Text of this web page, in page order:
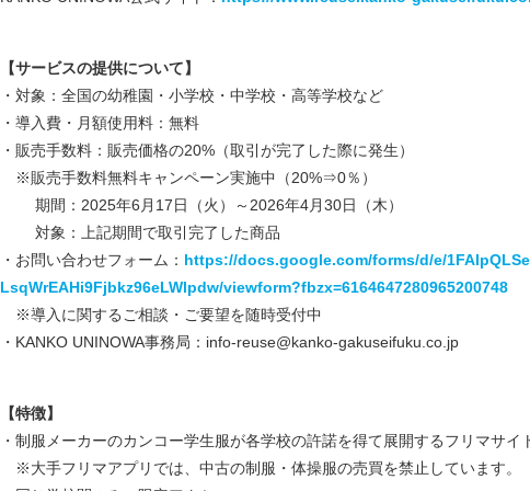
【サービスの提供について】
・対象：全国の幼稚園・小学校・中学校・高等学校など
・導入費・月額使用料：無料
・販売手数料：販売価格の20%（取引が完了した際に発生）
※販売手数料無料キャンペーン実施中（20%⇒0％）
期間：2025年6月17日（火）～2026年4月30日（木）
対象：上記期間で取引完了した商品
・お問い合わせフォーム： https://docs.google.com/forms/d/e/
LsqWrEAHi9Fjbkz96eLWlpdw/viewform?fbzx=6164647280965200748
※導入に関するご相談・ご要望を随時受付中
・KANKO UNINOWA事務局：info-reuse@kanko-gakuseifuku.co.jp
【特徴】
・制服メーカーのカンコー学生服が各学校の許諾を得て展開するフリマサイ
※大手フリマアプリでは、中古の制服・体操服の売買を禁止しています。